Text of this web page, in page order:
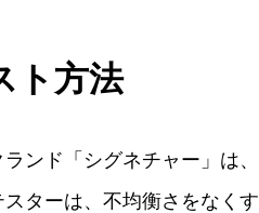
ト方法
ランド「シグネチャー」は
スターは、不均衡さをなく